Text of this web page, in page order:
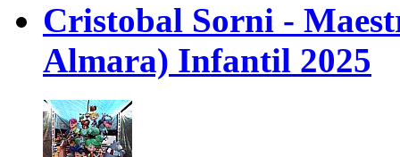
Cristobal Sorni -
Almara) Infantil 2025